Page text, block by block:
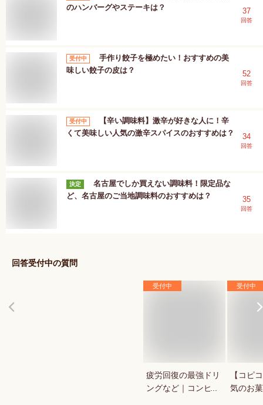
のハンバーグやステーキは？
37
回答
受付中
手作り餃子を極めたい！おすすめの美
味しい餃子の皮は？
52
回答
受付中
【辛い調味料】激辛が好きな人に！辛
くて美味しい人気の激辛スパイスのおすすめは？
34
回答
決定
名古屋でしか買えない調味料！限定品な
ど、名古屋のご当地調味料のおすすめは？
35
回答
回答受付中の質問
受付中
疲労回復の最強ドリ
ングなど｜コンビ
受付中
【コピ
気のお